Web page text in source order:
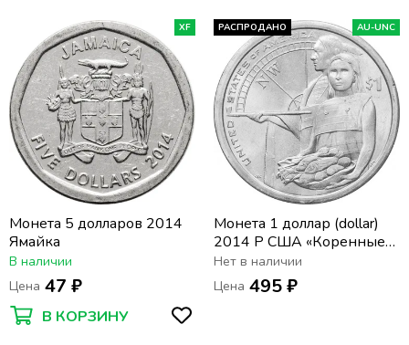
XF
Монета 5 долларов 2014
Ямайка
В наличии
Цена 47 ₽
В КОРЗИНУ
РАСПРОДАНО AU-UNC
Монета 1 доллар (dollar)
2014 P США «Коренные
Американцы -
Гостеприимство
индейцев»
Нет в наличии
Цена 495 ₽